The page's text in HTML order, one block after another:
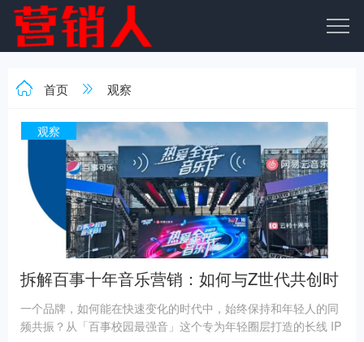
首页 观察
观察
拆解百事十年音乐营销：如何与Z世代共创时
代强音？
一个品牌，如何能在快速变化的时代中，始终保持和年轻人的同
频共振？从「百事校园最强音」这个专为年轻圈层打造的长线 IP